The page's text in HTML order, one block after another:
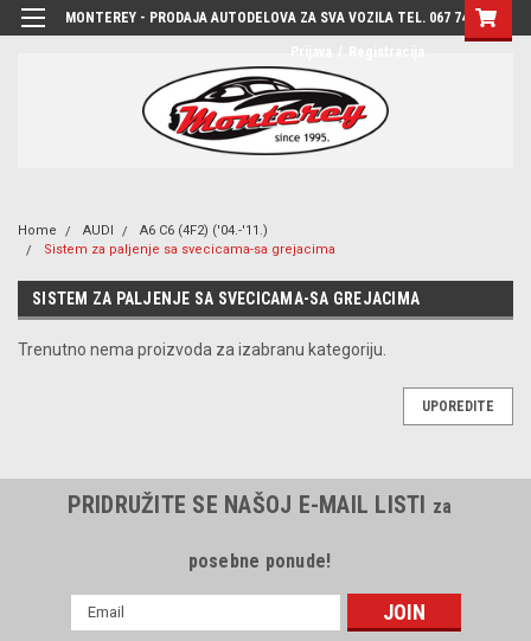
MONTEREY - PRODAJA AUTODELOVA ZA SVA VOZILA TEL. 067 7444-780
Home AUDI
A6 C6 (4F2) ('04.-'11.)
Sistem za paljenje sa svecicama-sa grejacima
SISTEM ZA PALJENJE SA SVECICAMA-SA GREJACIMA
Trenutno nema proizvoda za izabranu kategoriju.
UPOREDITE
PRIDRUŽITE SE NAŠOJ E-MAIL LISTI za
posebne ponude!
mail